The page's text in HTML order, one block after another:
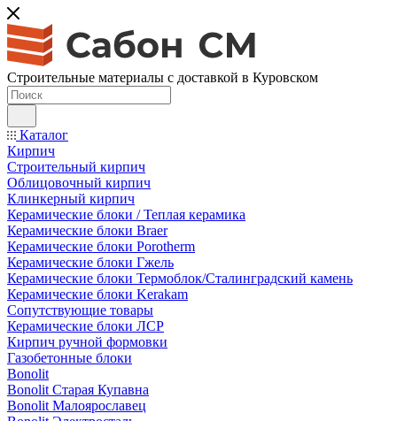
Строительные материалы с доставкой в Куровском
Каталог
Кирпич
Строительный кирпич
Облицовочный кирпич
Клинкерный кирпич
Керамические блоки / Теплая керамика
Керамические блоки Braer
Керамические блоки Porotherm
Керамические блоки Гжель
Керамические блоки Термоблок/Сталинградский камень
Керамические блоки Kerakam
Сопутствующие товары
Керамические блоки ЛСР
Кирпич ручной формовки
Газобетонные блоки
Bonolit
Bonolit Старая Купавна
Bonolit Малоярославец